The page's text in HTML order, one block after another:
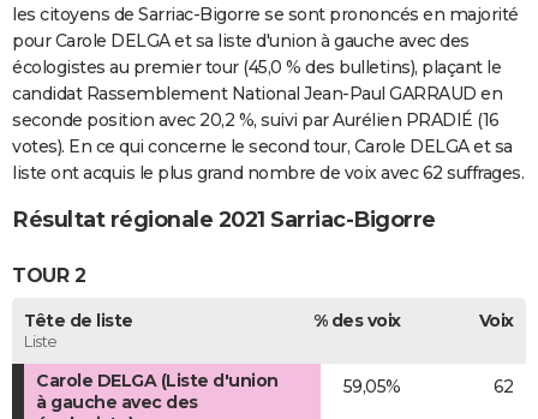
les citoyens de Sarriac-Bigorre se sont prononcés en majorité
pour Carole DELGA et sa liste d'union à gauche avec des
écologistes au premier tour (45,0 % des bulletins), plaçant le
candidat Rassemblement National Jean-Paul GARRAUD en
seconde position avec 20,2 %, suivi par Aurélien PRADIÉ (16
votes). En ce qui concerne le second tour, Carole DELGA et sa
liste ont acquis le plus grand nombre de voix avec 62 suffrages.
Résultat régionale 2021 Sarriac-Bigorre
TOUR 2
Tête de liste
Liste
% des voix Voix
Carole DELGA (Liste d'union
à gauche avec des
59,05% 62